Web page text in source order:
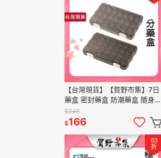
【台灣現貨】【賀野市集】7日
藥盒 密封藥盒 防潮藥盒 隨身藥
盒 旅行藥盒 藥物分裝盒 3格/4
格 可選 分隔藥盒 分格
$249
$166
63
折